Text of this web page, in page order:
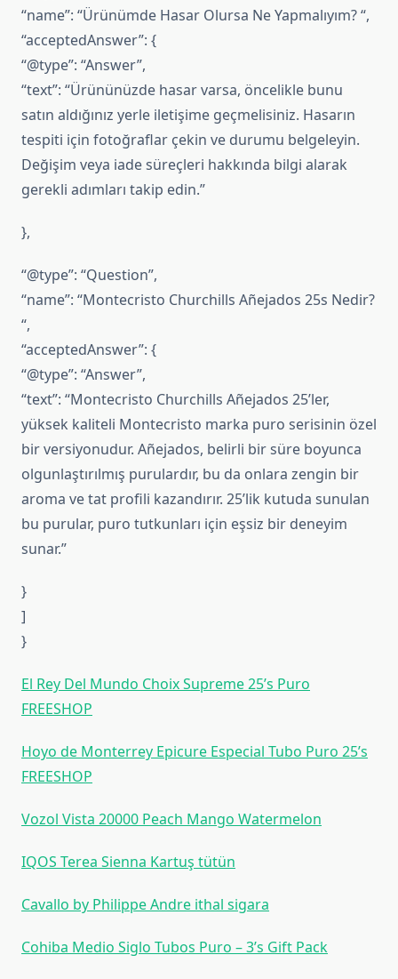
“name”: “Ürünümde Hasar Olursa Ne Yapmalıyım? “,
“acceptedAnswer”: {
“@type”: “Answer”,
“text”: “Ürününüzde hasar varsa, öncelikle bunu
satın aldığınız yerle iletişime geçmelisiniz. Hasarın
tespiti için fotoğraflar çekin ve durumu belgeleyin.
Değişim veya iade süreçleri hakkında bilgi alarak
gerekli adımları takip edin.”
},
“@type”: “Question”,
“name”: “Montecristo Churchills Añejados 25s Nedir?
“,
“acceptedAnswer”: {
“@type”: “Answer”,
“text”: “Montecristo Churchills Añejados 25’ler,
yüksek kaliteli Montecristo marka puro serisinin özel
bir versiyonudur. Añejados, belirli bir süre boyunca
olgunlaştırılmış purulardır, bu da onlara zengin bir
aroma ve tat profili kazandırır. 25’lik kutuda sunulan
bu purular, puro tutkunları için eşsiz bir deneyim
sunar.”
}
]
}
El Rey Del Mundo Choix Supreme 25’s Puro
FREESHOP
Hoyo de Monterrey Epicure Especial Tubo Puro 25’s
FREESHOP
Vozol Vista 20000 Peach Mango Watermelon
IQOS Terea Sienna Kartuş tütün
Cavallo by Philippe Andre ithal sigara
Cohiba Medio Siglo Tubos Puro – 3’s Gift Pack